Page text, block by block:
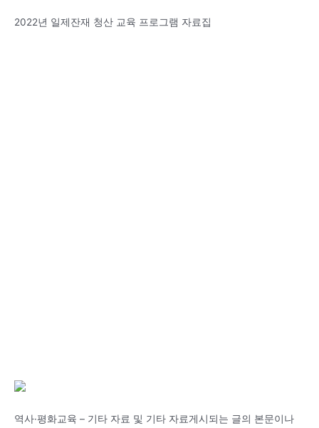
2022년 일제잔재 청산 교육 프로그램 자료집
역사·평화교육 – 기타 자료 및 기타 자료게시되는 글의 본문이나